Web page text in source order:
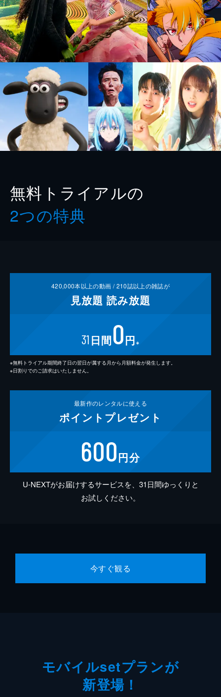
無料トライアルの
2つの特典
420,000本以上の動画 /210誌以上の雑誌が
見放題 読み放題
31 日間0円 ※
※無料トライアル期間終了日の翌日が属する月から月額料金が発生します。
※日割りでのご請求はいたしません。
最新作のレンタルに使える
ポイント プレゼント
600円分
U-NEXTがお届けするサービスを、31日間ゆっくりと
お試しください。
今すぐ観る
モバイルsetプランが
新登場！